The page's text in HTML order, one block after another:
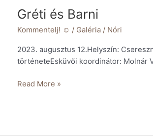
Gréti és Barni
Kommentelj! ☺️ / Galéria / Nóri
2023. augusztus 12.Helyszín:
történeteEsküvői koordinátor: Molnár
Read More »